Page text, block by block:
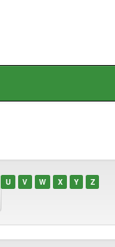
U V W X Y Z